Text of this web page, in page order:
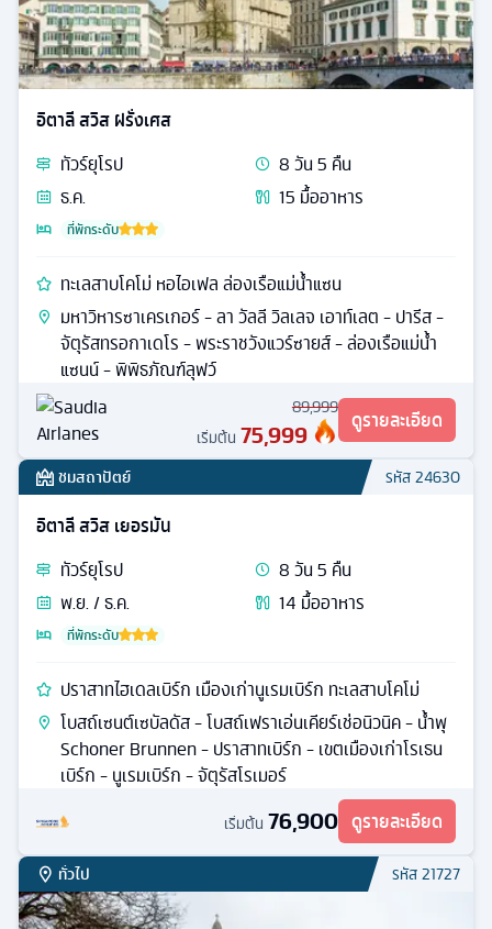
อิตาลี สวิส ฝรั่งเศส
ทัวร์ยุโรป 8วัน5 คืน
ธ.ค.
15 มื้ออาหาร
ที่พักระดับ
ทะเลสาบโคโม่ หอไอเฟล ล่องเรือแม่น้ำแซน
มหาวิหารซาเครเกอร์ - ลา วัลลี วิลเลจ เอาท์เลต - ปารีส -
จัตุรัสทรอกาเดโร - พระราชวังแวร์ซายส์ - ล่องเรือแม่น้ำ
แซนน์ - พิพิธภัณฑ์ลุฟว์
89,999
เริ่มต้น 75,999 ดูรายละเอียด
ชมสถาปัตย์ รหัส24630
อิตาลี สวิส เยอรมัน
ทัวร์
8วัน5คืน
พ.ย. / ธ.ค.
14มื้ออาหาร
ที่พักระดับ